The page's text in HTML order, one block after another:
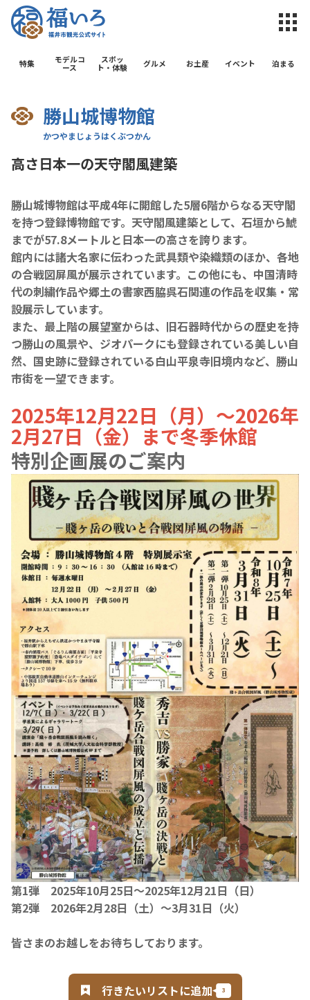
福井市観光
特集
モデルコ
ース
スポッ
ト・体験
グルメ お土産 イベント 泊まる
勝山城博物館
高さ日本一の天守閣風建築
勝山城博物館は平成4年に開館した5層6階からなる天守閣
を持つ登録博物館です。天守閣風建築として、石垣から鯱
までが57.8メートルと日本一の高さを誇ります。
館内には諸大名家に伝わった武具類や染織類のほか、各地
の合戦図屏風が展示されています。この他にも、中国清時
代の刺繍作品や郷土の書家西脇呉石関連の作品を収集・常
設展示しています。
また、最上階の展望室からは、旧石器時代からの歴史を持
つ勝山の風景や、ジオパークにも登録されている美しい自
然、国史跡に登録されている白山平泉寺旧境内など、勝山
市街を一望できます。
2025年12月22日（月）～2026年
2月27日（金）まで冬季休館
特別企画展のご案内
第1弾 2025年10月25日～2025年12月21日（日）
第2弾 2026年2月28日（土）～3月31日（火）
皆さまのお越しをお待ちしております。
行きたいリストに追加